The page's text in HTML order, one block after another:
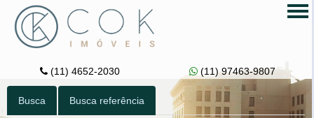
(11) 4652-2030 (11) 97463-9807
Busca Busca referência